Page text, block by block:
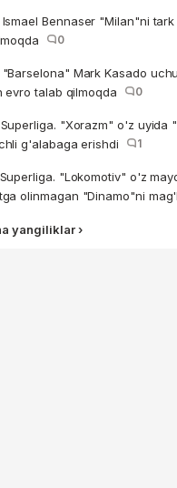
Ismael Bennaser "Milan"ni
0
"Barselona" Mark Kasado
evro talab qilmoqda
0
Superliga. "Xorazm" o'z uyida
g'alabaga erishdi
1
Superliga. "Lokomotiv" o'z
olinmagan "Dinamo"ni
yangiliklar ›